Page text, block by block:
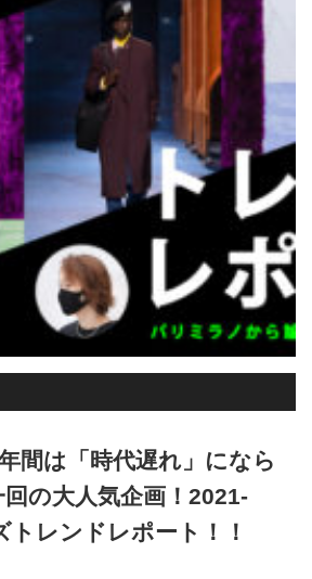
間は「時代遅れ」になら
の大人気企画！2021-
トレンドレポート！！